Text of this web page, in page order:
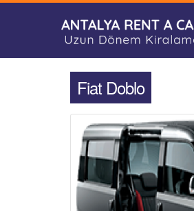
Fiat Doblo